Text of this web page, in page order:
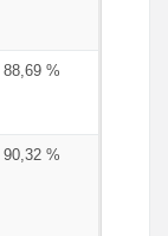
88,69 %
90,32 %